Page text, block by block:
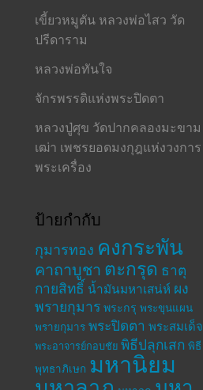
เขี้ยวหมูตัน หลวงพ่อไสว วัด
ปรีดาราม
หลวงพ่อทันใจ
จักรพรรดิแห่งพระปิดตา
หลวงปู่ศุข วัดปากคลองมะขาม
เฒ่า เพชรยอดมงกุฎแห่งวงการ
พระเครื่อง
ป้ายกำกับ
กุมารทอง คงกระพัน
คาถาบูชา ตะกรุด ธาตุ
กายสิทธิ์ น้ำมันมหาเสน่ห์ ผง
พรายกุมาร พระกรุ พระขุนแผน
พรายกุมาร พระปิดตา พระสมเด็จ
พระอาจารย์กอบชัย พิธีปลุกเสก พิธี
พุทธาภิเษก มหานิยม